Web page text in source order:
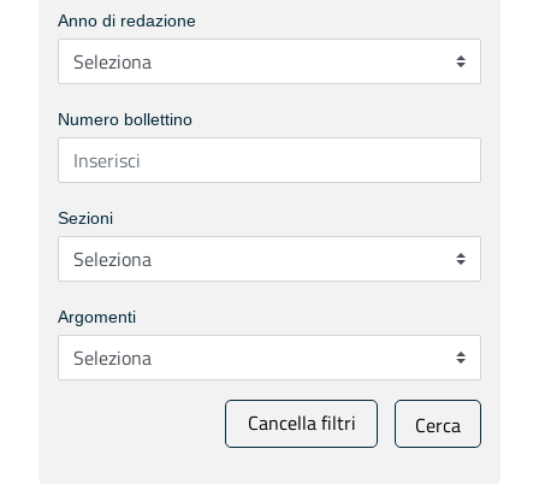
Anno di redazione
Numero bollettino
Sezioni
Argomenti
Cancella filtri Cerca